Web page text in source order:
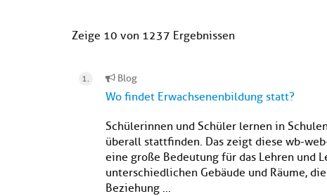
Zeige 10 von 1237 Ergebnissen
Blog
Wo findet Erwachsenenbildung statt?
Schülerinnen und Schüler lernen in
überall stattfinden. Das zeigt diese wb-
eine große Bedeutung für das Lehren und
unterschiedlichen Gebäude und Räume,
Beziehung ...